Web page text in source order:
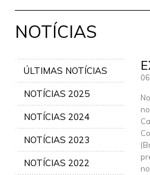
NOTÍCIAS
ÚLTIMAS NOTÍCIAS
NOTÍCIAS 2025
NOTÍCIAS 2024
NOTÍCIAS 2023
NOTÍCIAS 2022